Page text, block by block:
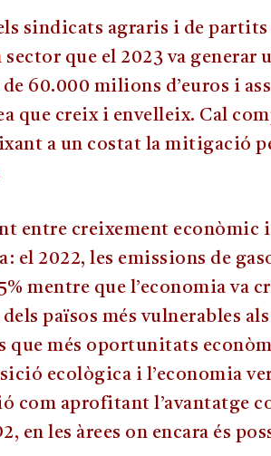
sindicats agraris i de
que el 2023 va
60.000 milions d’euros i
que creix i envelleix. Cal
a un costat la mitigació
entre creixement econòmic
el 2022, les emissions de
mentre que l’economia va
països més vulnerables
que més oportunitats
ecològica i l’economia
com aprofitant l’avantatge
en les àrees on encara és